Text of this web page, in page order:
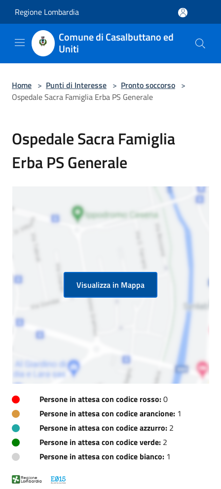
Regione Lombardia
Comune di Casalbuttano ed
Uniti
Home > Punti di Interesse > Pronto soccorso >
Ospedale Sacra Famiglia Erba PS Generale
Ospedale Sacra Famiglia
Erba PS Generale
Visualizza in Mappa
Persone in attesa con codice rosso:0
Persone in attesa con codice arancione: 1
Persone in attesa con codice azzurro: 2
Persone in attesa con codice verde: 2
Persone in attesa con codice bianco: 1